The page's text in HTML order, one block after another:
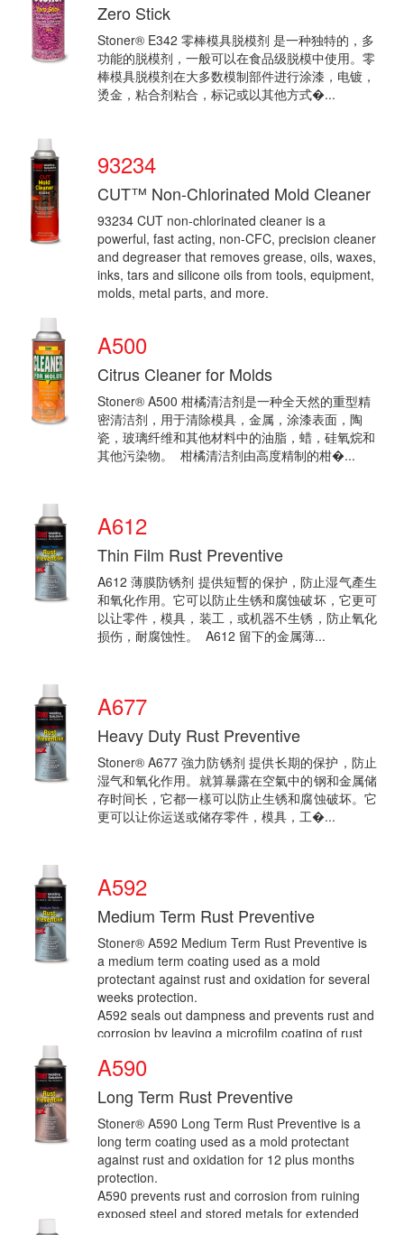
Zero Stick
Stoner® E342 零棒模具脱模剂 是一种独特的，多
功能的脱模剂，一般可以在食品级脱模中使用。零
棒模具脱模剂在大多数模制部件进行涂漆，电镀，
烫金，粘合剂粘合，标记或以其他方式�...
93234
CUT™ Non-Chlorinated Mold Cleaner
93234 CUT non-chlorinated cleaner is a
powerful, fast acting, non-CFC, precision cleaner
and degreaser that removes grease, oils, waxes,
inks, tars and silicone oils from tools, equipment,
molds, metal parts, and more.
CUT dissolves and fl...
A500
Citrus Cleaner for Molds
Stoner® A500 柑橘清洁剂是一种全天然的重型精
密清洁剂，用于清除模具，金属，涂漆表面，陶
瓷，玻璃纤维和其他材料中的油脂，蜡，硅氧烷和
其他污染物。 柑橘清洁剂由高度精制的柑�...
A612
Thin Film Rust Preventive
A612 薄膜防锈剂 提供短暫的保护，防止湿气產生
和氧化作用。它可以防止生锈和腐蚀破坏，它更可
以让零件，模具，装工，或机器不生锈，防止氧化
损伤，耐腐蚀性。 A612 留下的金属薄...
A677
Heavy Duty Rust Preventive
Stoner® A677 強力防锈剂 提供长期的保护，防止
湿气和氧化作用。就算暴露在空氣中的钢和金属储
存时间长，它都一樣可以防止生锈和腐蚀破坏。它
更可以让你运送或储存零件，模具，工�...
A592
Medium Term Rust Preventive
Stoner® A592 Medium Term Rust Preventive is
a medium term coating used as a mold
protectant against rust and oxidation for several
weeks protection.
A592 seals out dampness and prevents rust and
corrosion by leaving a microfilm coating of rust
A590
Long Term Rust Preventive
Stoner® A590 Long Term Rust Preventive is a
long term coating used as a mold protectant
against rust and oxidation for 12 plus months
protection.
A590 prevents rust and corrosion from ruining
exposed steel and stored metals for extended